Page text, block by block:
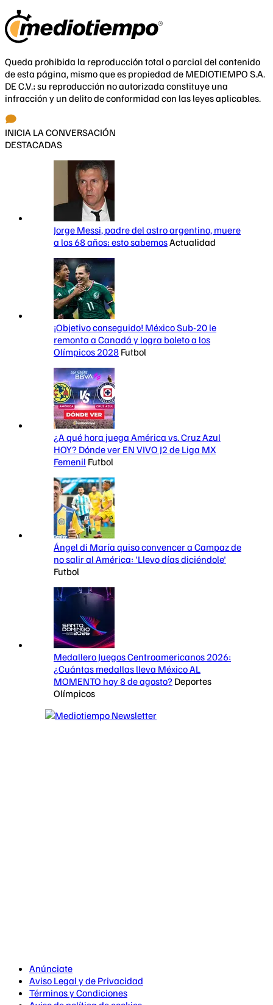
Queda prohibida la reproducción total o parcial del contenido
de esta página, mismo que es propiedad de MEDIOTIEMPO S.A.
DE C.V.; su reproducción no autorizada constituye una
infracción y un delito de conformidad con las leyes aplicables.
INICIA LA CONVERSACIÓN
DESTACADAS
Jorge Messi, padre del astro argentino, muere
a los 68 años; esto sabemosActualidad
¡Objetivo conseguido! México Sub-20 le
remonta a Canadá y logra boleto a los
Olímpicos 2028 Futbol
¿A qué hora juega América vs. Cruz Azul
HOY? Dónde ver EN VIVO J2 de Liga MX
Femenil Futbol
Ángel di María quiso convencer a Campaz de
no salir al América: 'Llevo días diciéndole'
Futbol
Medallero Juegos Centroamericanos 2026:
¿Cuántas medallas lleva México AL
MOMENTO hoy 8 de agosto? Deportes
Olímpicos
Anúnciate
Aviso Legal y de Privacidad
Términos y Condiciones